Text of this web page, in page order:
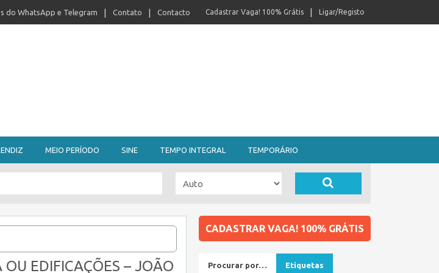
do WhatsApp e Telegram Contato Contacto Ligar/Registo
Cadastrar Vaga! 100% Grátis
MEIO PERÍODO SINE TEMPO INTEGRAL TEMPORÁRIO
EDIFICAÇÕES – JOÃO
CADASTRAR VAGA! 100% GRÁTIS
Procurar por… Etiquetas